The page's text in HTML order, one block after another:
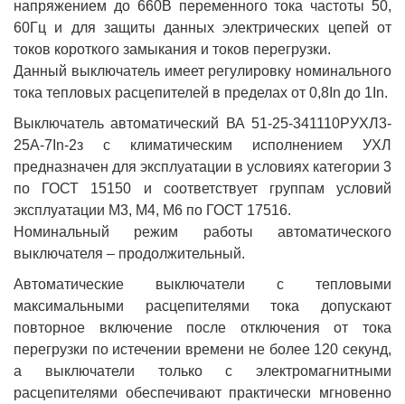
напряжением до 660В переменного тока частоты 50,
60Гц и для защиты данных электрических цепей от
токов короткого замыкания и токов перегрузки.
Данный выключатель имеет регулировку номинального
тока тепловых расцепителей в пределах от 0,8In до 1In.
Выключатель автоматический ВА 51-25-341110РУХЛ3-
25А-7In-2з с климатическим исполнением УХЛ
предназначен для эксплуатации в условиях категории 3
по ГОСТ 15150 и соответствует группам условий
эксплуатации М3, М4, М6 по ГОСТ 17516.
Номинальный режим работы автоматического
выключателя – продолжительный.
Автоматические выключатели с тепловыми
максимальными расцепителями тока допускают
повторное включение после отключения от тока
перегрузки по истечении времени не более 120 секунд,
а выключатели только с электромагнитными
расцепителями обеспечивают практически мгновенно